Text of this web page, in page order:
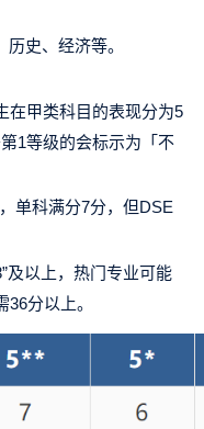
史、经济等。
在甲类科目的表现分为5
1等级的会标示为「不
单科满分7分，但DSE
及以上，热门专业可能
36分以上。